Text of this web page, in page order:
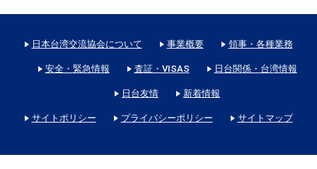
日本台湾交流協会について 事業概要 領事・各種業務
安全・緊急情報 査証・VISAS 日台関係・台湾情報
日台友情 新着情報
サイトポリシー プライバシーポリシー サイトマップ